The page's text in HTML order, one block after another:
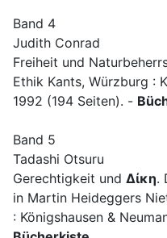
Band 4
Judith Conrad
Freiheit und
Ethik Kants, Würzburg :
1992 (194 Seiten). -
Band 5
Tadashi Otsuru
Gerechtigkeit und Δίκη.
in Martin Heideggers
: Königshausen &